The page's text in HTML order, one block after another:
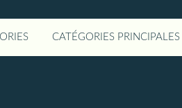
CATÉGORIES PRINCIPALES